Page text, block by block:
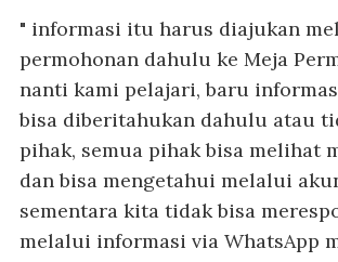
" informasi itu harus diajukan
permohonan dahulu ke Meja
nanti kami pelajari, baru
bisa diberitahukan dahulu atau
pihak, semua pihak bisa melihat
dan bisa mengetahui melalui
sementara kita tidak bisa
melalui informasi via WhatsApp